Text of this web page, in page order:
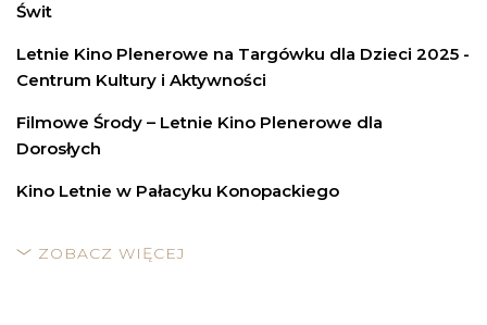
Świt
Letnie Kino Plenerowe na Targówku dla Dzieci 2025 -
Centrum Kultury i Aktywności
Filmowe Środy – Letnie Kino Plenerowe dla
Dorosłych
Kino Letnie w Pałacyku Konopackiego
ZOBACZ WIĘCEJ